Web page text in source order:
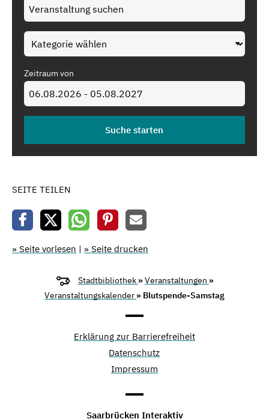
Zeitraum von
SEITE TEILEN
» Seite vorlesen | » Seite drucken
Stadtbibliothek »Veranstaltungen »
Veranstaltungskalender » Blutspende-Samstag
Erklärung zur Barrierefreiheit
Datenschutz
Impressum
Saarbrücken Interaktiv